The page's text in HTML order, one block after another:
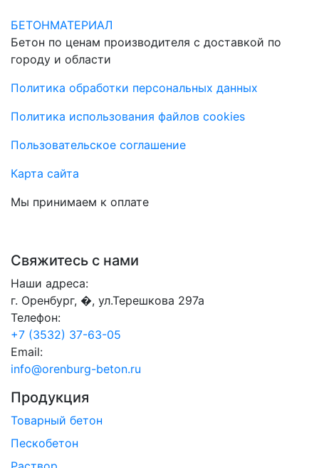
БЕТОНМАТЕРИАЛ
Бетон по ценам производителя с доставкой по
городу и области
Политика обработки персональных данных
Политика использования файлов cookies
Пользовательское соглашение
Карта сайта
Мы принимаем к оплате
Свяжитесь с нами
Наши адреса:
г. Оренбург, �, ул.Терешкова 297а
Телефон:
+7 (3532) 37-63-05
Email:
info@orenburg-beton.ru
Продукция
Товарный бетон
Пескобетон